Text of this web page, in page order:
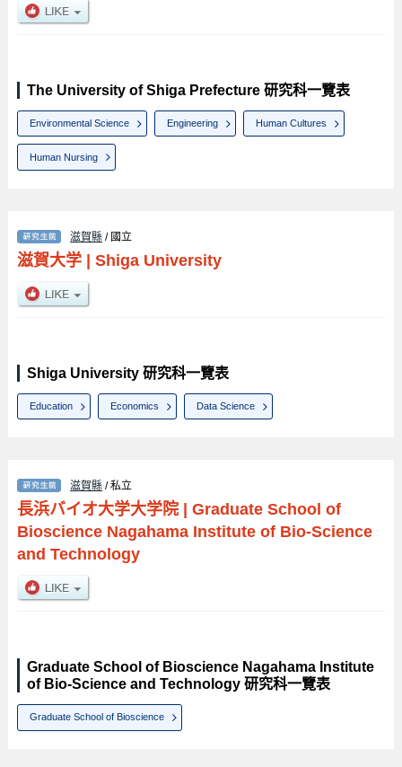
The University of Shiga Prefecture 研究科一覽表
Environmental Science Engineering Human Cultures
Human Nursing
滋賀縣 / 國立
滋賀大学| Shiga University
Shiga University 研究科一覽表
Education Economics Data Science
滋賀縣 / 私立
長浜バイオ大学大学院| Graduate School of
Bioscience Nagahama Institute of Bio-Science
and Technology
Graduate School of Bioscience Nagahama Institute
of Bio-Science and Technology 研究科一覽表
Graduate School of Bioscience